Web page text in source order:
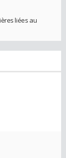
liées au